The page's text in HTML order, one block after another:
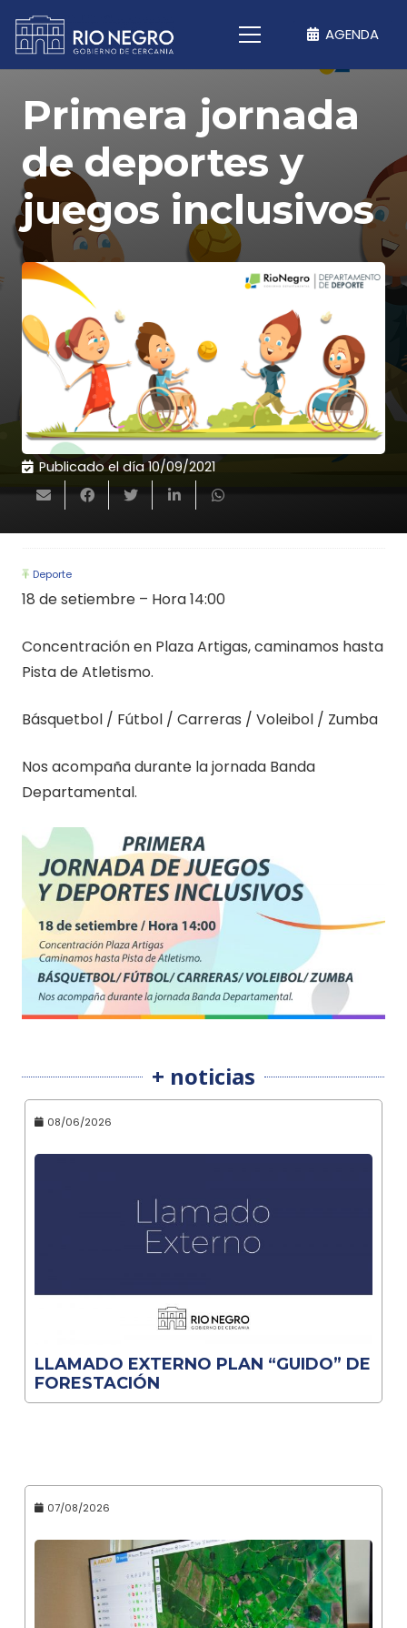
AGENDA
Primera jornada
de deportes y
juegos inclusivos
Publicado el día10/09/2021
Deporte
18 de setiembre – Hora 14:00
Concentración en Plaza Artigas, caminamos hasta
Pista de Atletismo.
Básquetbol / Fútbol / Carreras / Voleibol / Zumba
Nos acompaña durante la jornada Banda
Departamental.
+ noticias
08/06/2026
LLAMADO EXTERNO PLAN “GUIDO” DE
FORESTACIÓN
07/08/2026